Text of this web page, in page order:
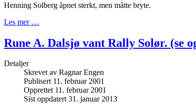
Henning Solberg åpnet sterkt, men måtte bryte.
Les mer …
Rune A. Dalsjø vant Rally Solør. (se
Detaljer
Skrevet av Ragnar Engen
Publisert 11. februar 2001
Opprettet 11. februar 2001
Sist oppdatert 31. januar 2013